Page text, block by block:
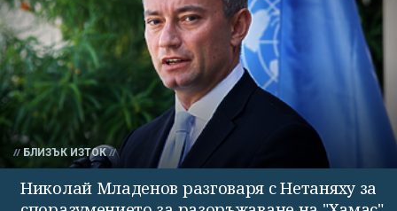
БЛИЗЪК ИЗТОК
Николай Младенов разговаря с Нетаняху за